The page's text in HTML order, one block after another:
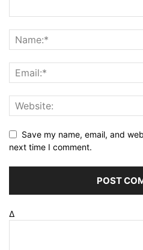
Save my name, email, and
next time I comment.
Δ